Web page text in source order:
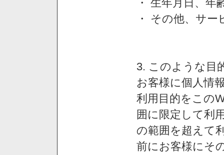
・ 生年月日、年
・ その他、サ
3. このような目
お客様に個人情
利用目的をこの
囲に限定して利
の範囲を超えて
前にお客様にそ